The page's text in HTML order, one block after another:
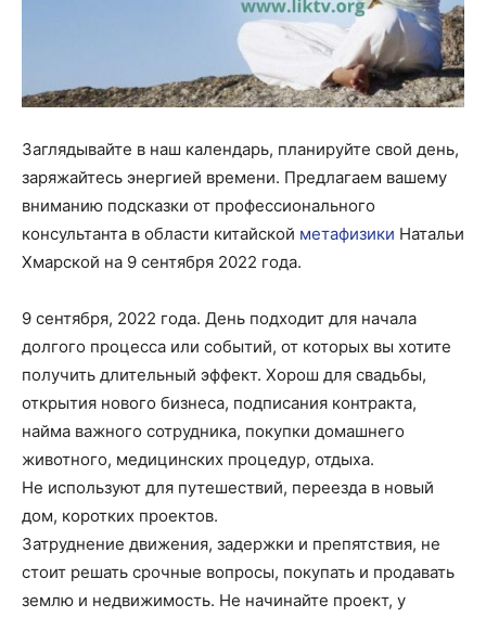
Заглядывайте в наш календарь, планируйте свой день,
заряжайтесь энергией времени. Предлагаем вашему
вниманию подсказки от профессионального
консультанта в области китайской метафизики Натальи
Хмарской на 9 сентября 2022 года.
9 сентября, 2022 года. День подходит для начала
долгого процесса или событий, от которых вы хотите
получить длительный эффект. Хорош для свадьбы,
открытия нового бизнеса, подписания контракта,
найма важного сотрудника, покупки домашнего
животного, медицинских процедур, отдыха.
Не используют для путешествий, переезда в новый
дом, коротких проектов.
Затруднение движения, задержки и препятствия, не
стоит решать срочные вопросы, покупать и продавать
землю и недвижимость. Не начинайте проект, у